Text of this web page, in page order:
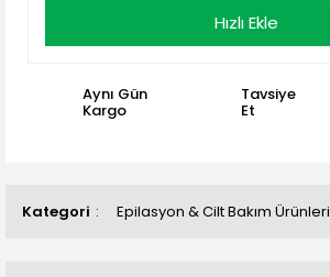
Kategori Epilasyon & Cilt Bakım Ürünleri
Hızlı Ekle
Aynı Gün
Kargo
Tavsiye
Et